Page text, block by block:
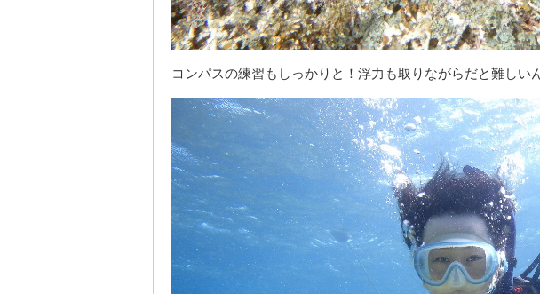
コンパスの練習もしっかりと！浮力も取りながらだと難しい